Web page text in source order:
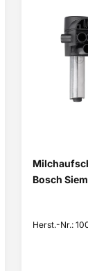
Bosch
Herst.-Nr.: